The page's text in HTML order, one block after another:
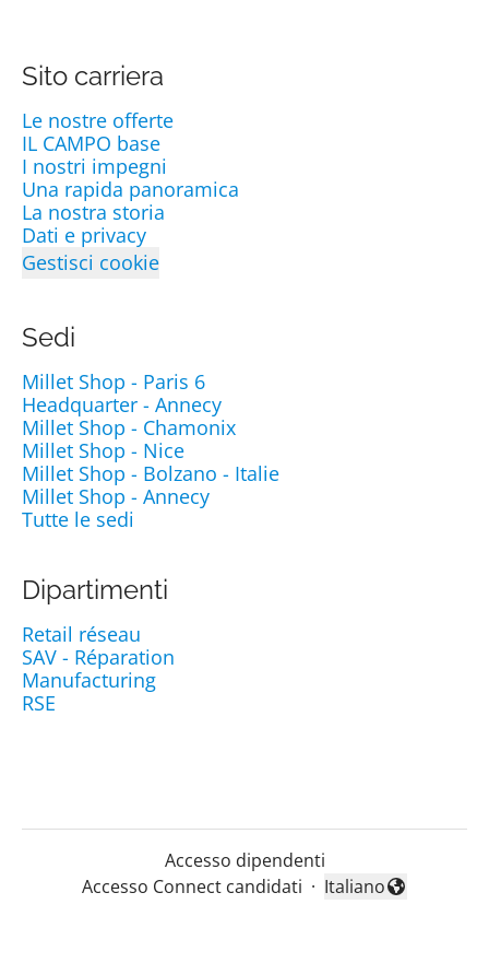
Sito carriera
Le nostre offerte
IL CAMPO base
I nostri impegni
Una rapida panoramica
La nostra storia
Dati e privacy
Gestisci cookie
Sedi
Millet Shop - Paris 6
Headquarter - Annecy
Millet Shop - Chamonix
Millet Shop - Nice
Millet Shop - Bolzano - Italie
Millet Shop - Annecy
Tutte le sedi
Dipartimenti
Retail réseau
SAV - Réparation
Manufacturing
RSE
Accesso dipendenti
Accesso Connect candidati · Cambia lingua
Italiano